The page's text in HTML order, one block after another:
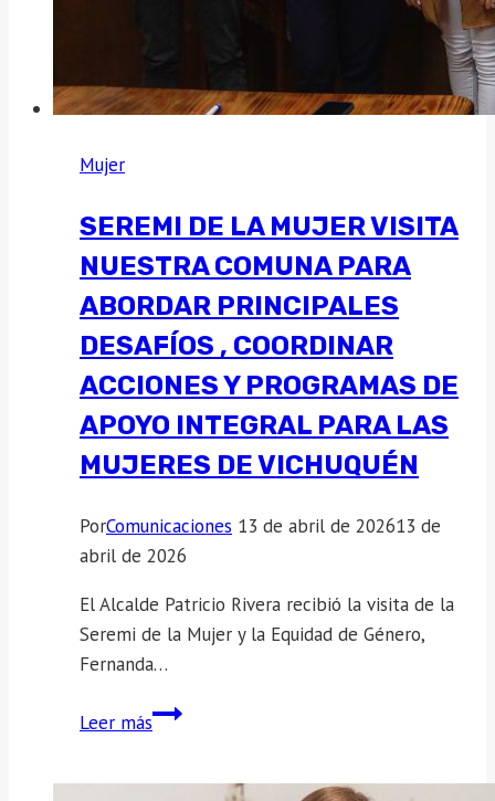
Mujer
SEREMI DE LA MUJER VISITA
NUESTRA COMUNA PARA
ABORDAR PRINCIPALES
DESAFÍOS , COORDINAR
ACCIONES Y PROGRAMAS DE
APOYO INTEGRAL PARA LAS
MUJERES DE VICHUQUÉN
PorComunicaciones 13 de abril de 202613 de
abril de 2026
El Alcalde Patricio Rivera recibió la visita de la
Seremi de la Mujer y la Equidad de Género,
Fernanda…
Leer másSeremi